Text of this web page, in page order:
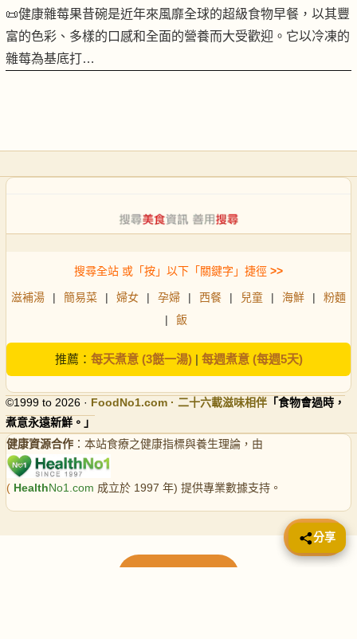
📜健康雜莓果昔碗是近年來風靡全球的超級食物早餐，以其豐
富的色彩、多樣的口感和全面的營養而大受歡迎。它以冷凍的
雜莓為基底打…
搜尋全站 或「按」以下「關鍵字」捷徑 >>
滋補湯 | 簡易菜 | 婦女 | 孕婦 | 西餐 | 兒童 | 海鮮 |
粉麵
|
飯
推薦： 每天煮意 (3餸一湯)| 每週煮意 (每週5天)
©1999 to 2026 · FoodNo1.com · 二十六載滋味相伴 「食物會過時，
煮意永遠新鮮。」
健康資源合作 ：本站食療之健康指標與養生理論，由
( HealthNo1.com 成立於 1997 年) 提供專業數據支持。
📤 分享
分享